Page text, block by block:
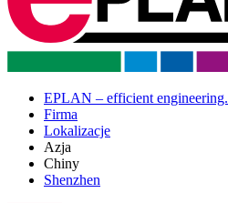
EPLAN – efficient engineering.
Firma
Lokalizacje
Azja
Chiny
Shenzhen